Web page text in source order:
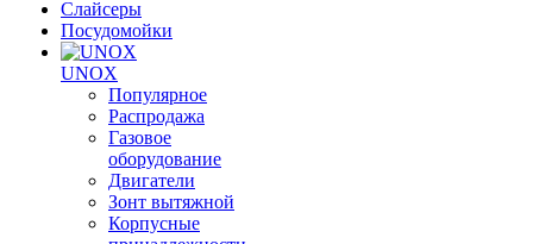
Слайсеры
Посудомойки
UNOX
Популярное
Распродажа
Газовое
оборудование
Двигатели
Зонт вытяжной
Корпусные